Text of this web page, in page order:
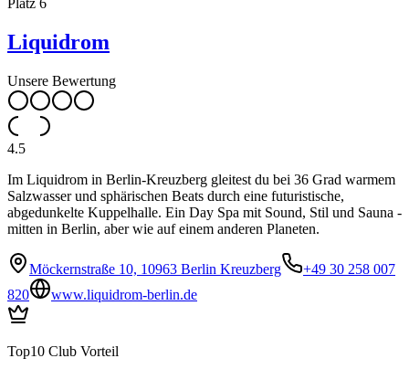
Liquidrom
Unsere Bewertung
4.5
Im Liquidrom in Berlin-Kreuzberg gleitest du bei 36 Grad warmem
Salzwasser und sphärischen Beats durch eine futuristische,
abgedunkelte Kuppelhalle. Ein Day Spa mit Sound, Stil und Sauna -
mitten in Berlin, aber wie auf einem anderen Planeten.
Möckernstraße 10, 10963 Berlin Kreuzberg
+49 30 258 007
820
www.liquidrom-berlin.de
Top10 Club Vorteil